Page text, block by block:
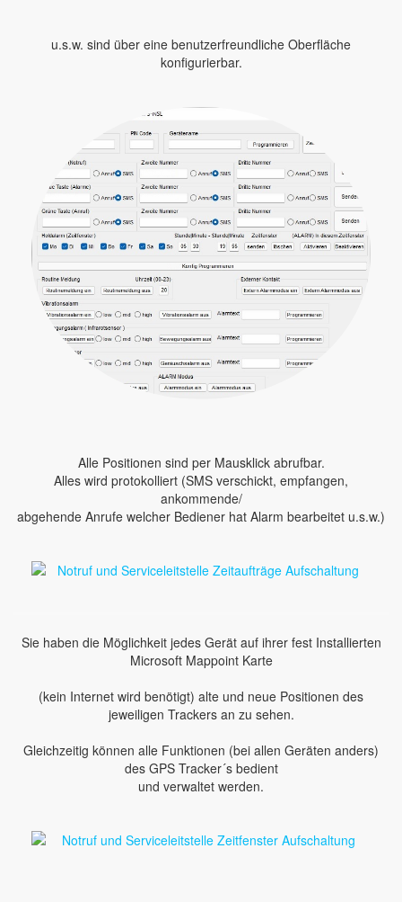
u.s.w. sind über eine benutzerfreundliche Oberfläche
konfigurierbar.
Alle Positionen sind per Mausklick abrufbar.
Alles wird protokolliert (SMS verschickt, empfangen,
ankommende/
abgehende Anrufe welcher Bediener hat Alarm bearbeitet u.s.w.)
Sie haben die Möglichkeit jedes Gerät auf ihrer fest Installierten
Microsoft Mappoint Karte
(kein Internet wird benötigt) alte und neue Positionen des
jeweiligen Trackers an zu sehen.
Gleichzeitig können alle Funktionen (bei allen Geräten anders)
des GPS Tracker´s bedient
und verwaltet werden.